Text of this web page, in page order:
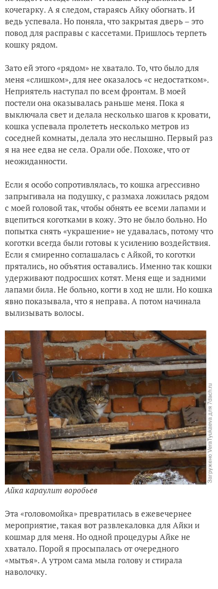
кочегарку. А я следом, стараясь Айку обогнать. И
ведь успевала. Но поняла, что закрытая дверь – это
повод для расправы с кассетами. Пришлось терпеть
кошку рядом.
Зато ей этого «рядом» не хватало. То, что было для
меня «слишком», для нее оказалось «с недостатком».
Неприятель наступал по всем фронтам. В моей
постели она оказывалась раньше меня. Пока я
выключала свет и делала несколько шагов к кровати,
кошка успевала пролететь несколько метров из
соседней комнаты, делала это неслышно. Первый раз
я на нее едва не села. Орали обе. Похоже, что от
неожиданности.
Если я особо сопротивлялась, то кошка агрессивно
запрыгивала на подушку, с размаха ложилась рядом
с моей головой так, чтобы обнять ее всеми лапами и
вцепиться коготками в кожу. Это не было больно. Но
попытка снять «украшение» не удавалась, потому что
коготки всегда были готовы к усилению воздействия.
Если я смиренно соглашалась с Айкой, то коготки
прятались, но объятия оставались. Именно так кошки
удерживают подросших котят. Меня еще и задними
лапами била. Не больно, когти в ход не шли. Но кошка
явно показывала, что я неправа. А потом начинала
вылизывать волосы.
Айка караулит воробьев
Эта «головомойка» превратилась в ежевечернее
мероприятие, такая вот развлекаловка для Айки и
кошмар для меня. Но одной процедуры Айке не
хватало. Порой я просыпалась от очередного
«мытья». А утром сама мыла голову и стирала
наволочку.